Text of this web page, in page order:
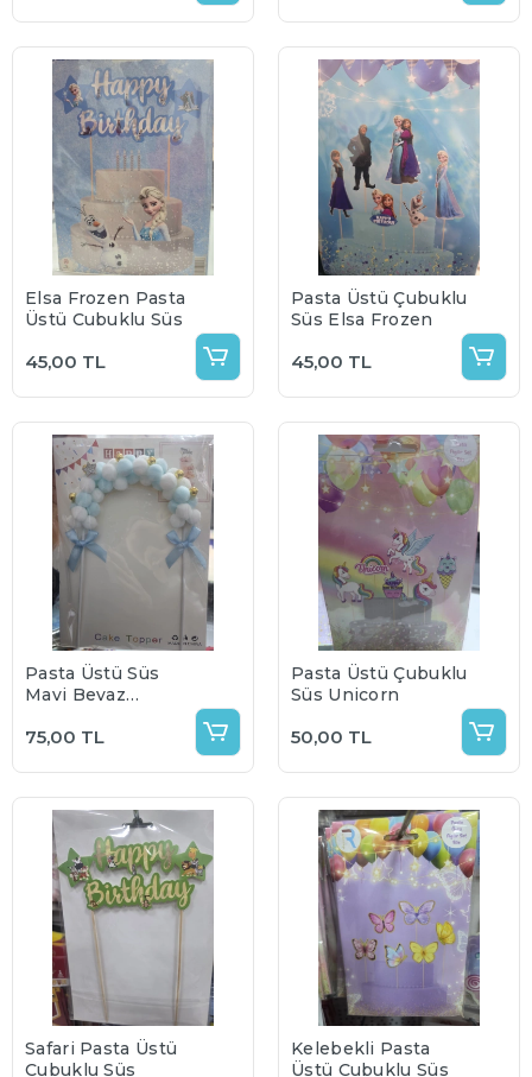
Elsa Frozen Pasta
Üstü Çubuklu Süs
45,00 TL
Pasta Üstü Çubuklu
Süs Elsa Frozen
45,00 TL
Pasta Üstü Süs
Mavi Beyaz
75,00 TL
Pasta Üstü Çubuklu
Süs Unicorn
50,00 TL
Safari Pasta Üstü
Çubuklu Süs
Kelebekli Pasta
Üstü Çubuklu Süs